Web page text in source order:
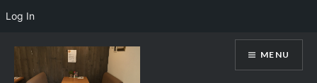
content
MENU
Log In